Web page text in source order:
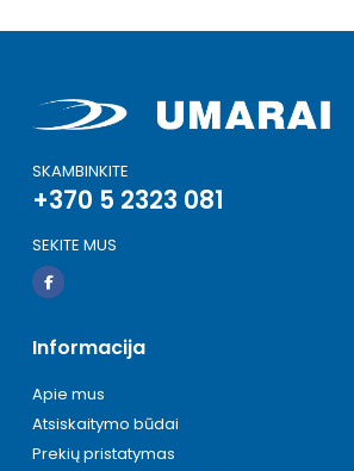
SKAMBINKITE
+370 5 2323 081
SEKITE MUS
Informacija
Apie mus
Atsiskaitymo būdai
Prekių pristatymas